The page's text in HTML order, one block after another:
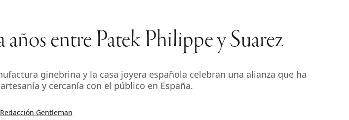
entre Patek Philippe y Suarez
ginebrina y la casa joyera española celebran una alianza que ha
y cercanía con el público en España.
Redacción Gentleman